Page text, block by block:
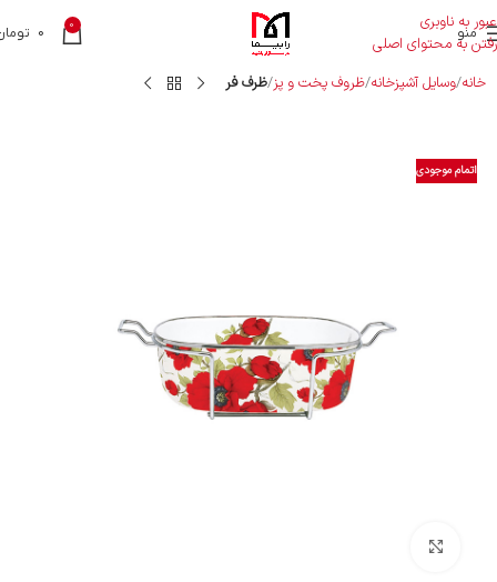
عبور به ناوبری
رفتن به محتوای اصلی
منو 0
0
خانه وسایل آشپزخانه ظروف پخت و پز ظرف فر
اتمام موجودی